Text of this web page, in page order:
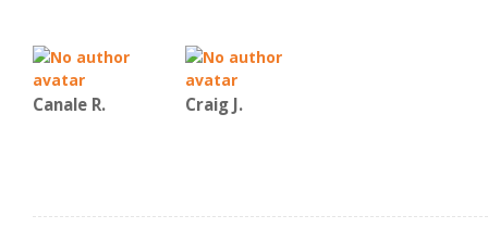
Canale R. Craig J.